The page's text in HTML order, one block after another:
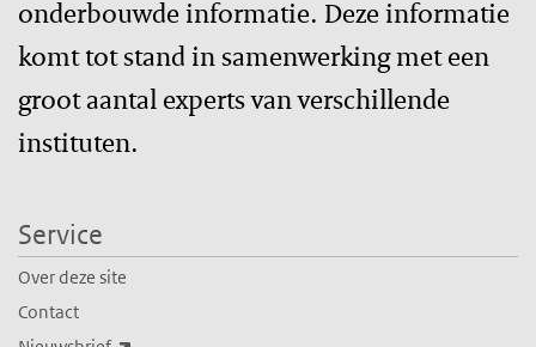
onderbouwde informatie. Deze informatie
komt tot stand in samenwerking met een
groot aantal experts van verschillende
instituten.
Service
Over deze site
Contact